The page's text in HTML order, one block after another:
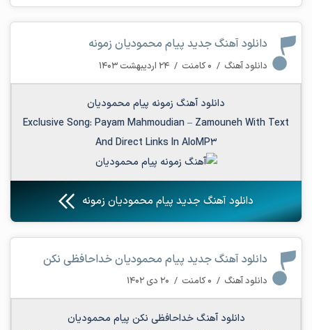
دانلود آهنگ جدید پیام محمودیان زمونه
دانلود آهنگ / ۰ کامنت / ۲۴ اردیبهشت ۱۴۰۳
دانلود آهنگ زمونه پیام محمودیان
Exclusive Song: Payam Mahmoudian– ZamounehWith Text
And Direct Links In AloMP3
دانلود آهنگ جدید پیام محمودیان زمونه
دانلود آهنگ جدید پیام محمودیان خداحافظی نکن
دانلود آهنگ / ۰ کامنت / ۲۰ دی ۱۴۰۲
دانلود آهنگ خداحافظی نکن پیام محمودیان